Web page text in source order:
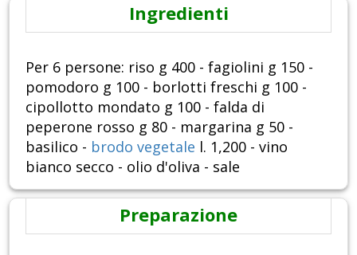
Ingredienti
Per 6 persone: riso g 400 - fagiolini g 150 -
pomodoro g 100 - borlotti freschi g 100 -
cipollotto mondato g 100 - falda di
peperone rosso g 80 - margarina g 50 -
basilico - brodo vegetale l. 1,200 - vino
bianco secco - olio d'oliva - sale
Preparazione